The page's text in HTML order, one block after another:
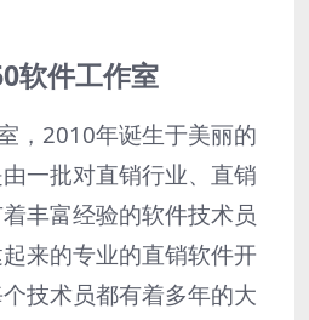
软件工作室
，2010年诞生于美丽的
一批对直销行业、直销
丰富经验的软件技术员
来的专业的直销软件开
技术员都有着多年的大